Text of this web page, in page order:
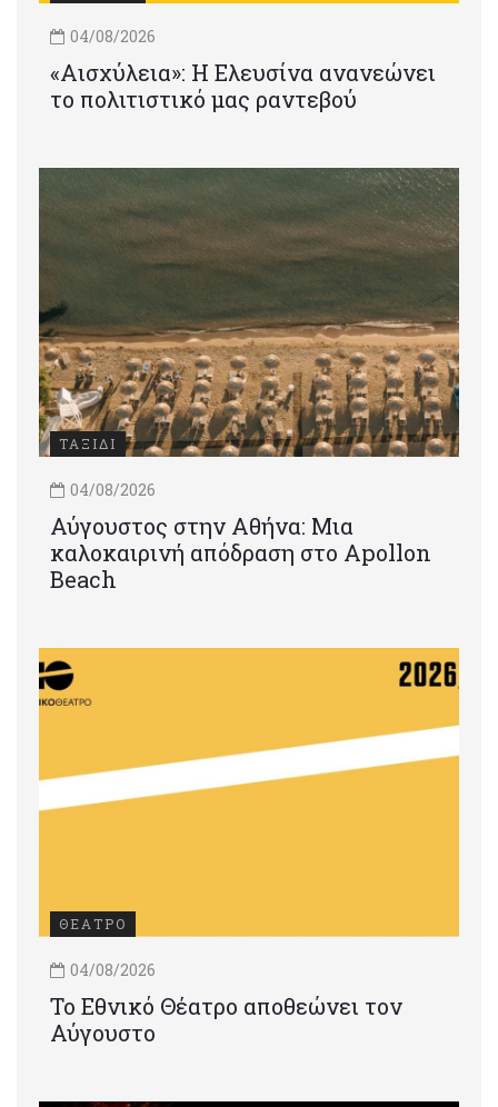
04/08/2026
«Αισχύλεια»: Η Ελευσίνα ανανεώνει
το πολιτιστικό μας ραντεβού
ΤΑΞΙΔΙ
04/08/2026
Αύγουστος στην Αθήνα: Μια
καλοκαιρινή απόδραση στο Apollon
Beach
ΘΕΑΤΡΟ
04/08/2026
Το Εθνικό Θέατρο αποθεώνει τον
Αύγουστο